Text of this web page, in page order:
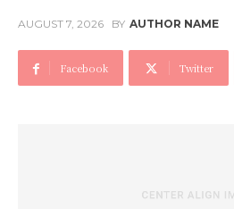
AUGUST 7, 2026 BY AUTHOR NAME
Facebook Twitter